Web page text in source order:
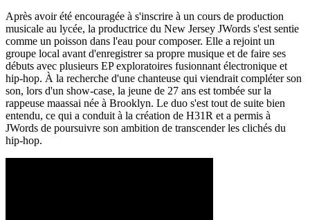
Après avoir été encouragée à s'inscrire à un cours de production
musicale au lycée, la productrice du New Jersey JWords s'est sentie
comme un poisson dans l'eau pour composer. Elle a rejoint un
groupe local avant d'enregistrer sa propre musique et de faire ses
débuts avec plusieurs EP exploratoires fusionnant électronique et
hip-hop. À la recherche d'une chanteuse qui viendrait compléter son
son, lors d'un show-case, la jeune de 27 ans est tombée sur la
rappeuse maassai née à Brooklyn. Le duo s'est tout de suite bien
entendu, ce qui a conduit à la création de H31R et a permis à
JWords de poursuivre son ambition de transcender les clichés du
hip-hop.